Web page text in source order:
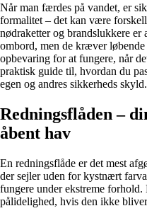
Når man færdes på vandet, er
formalitet – det kan være
nødraketter og brandslukkere er
ombord, men de kræver
opbevaring for at fungere, når
praktisk guide til, hvordan du
egen og andres sikkerheds skyld.
Redningsflåden –
åbent hav
En redningsflåde er det mest
der sejler uden for kystnært
fungere under ekstreme forhold.
pålidelighed, hvis den ikke